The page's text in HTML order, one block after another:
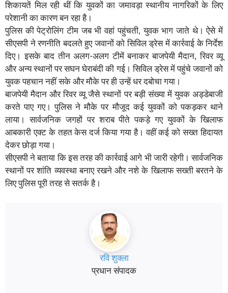
शिकायतें मिल रही थीं कि युवकों का जमावड़ा स्थानीय नागरिकों के लिए
परेशानी का कारण बन रहा है।
पुलिस की पेट्रोलिंग टीम जब भी वहां पहुंचती, युवक भाग जाते थे। ऐसे में
सीएसपी ने रणनीति बदलते हुए जवानों को सिविल ड्रेस में कार्रवाई के निर्देश
दिए। इसके बाद तीन अलग-अलग टीमें बनाकर बाजपेयी मैदान, रिवर व्यू
और अन्य स्थानों पर सघन घेराबंदी की गई। सिविल ड्रेस में पहुंचे जवानों को
युवक पहचान नहीं सके और मौके पर ही उन्हें धर दबोचा गया।
बाजपेयी मैदान और रिवर व्यू जैसे स्थानों पर बड़ी संख्या में युवक अड्डेबाजी
करते पाए गए। पुलिस ने मौके पर मौजूद कई युवकों को पकड़कर थाने
लाया। सार्वजनिक जगहों पर शराब पीते पकड़े गए युवकों के खिलाफ
आबकारी एक्ट के तहत केस दर्ज किया गया है। वहीं कई को सख्त हिदायत
देकर छोड़ा गया।
सीएसपी ने बताया कि इस तरह की कार्रवाई आगे भी जारी रहेगी। सार्वजनिक
स्थानों पर शांति व्यवस्था बनाए रखने और नशे के खिलाफ सख्ती बरतने के
लिए पुलिस पूरी तरह से सतर्क है।
रवि शुक्ला
प्रधान संपादक